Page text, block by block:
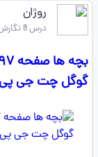
روژان
درس 8 نگارش دهم
گوگل چت جی پی